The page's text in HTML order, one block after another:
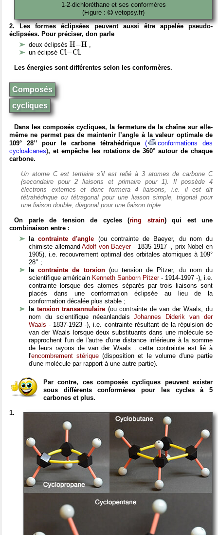
1-2-dichloréthane et ses conformères
(Figure :
vetopsy.fr)
2. Les formes éclipsées peuvent aussi être appelée pseudo-
éclipsées. Pour préciser, don parle
deux éclipsés H−H
H− H
un éclipsé Cl−Cl
Cl−Cl
Les énergies sont différentes selon les conformères.
Composés
cycliques
Dans les composés cycliques, la fermeture de la chaîne sur elle-
même ne permet pas de maintenir l’angle à la valeur optimale de
109° 28’’ pour le carbone tétrahédrique (
conformations des
cycloalcanes), et empêche les rotations de 360° autour de chaque
carbone.
Un atome C est tertiaire s’il est relié à 3 atomes de carbone C
(secondaire pour 2 liaisons et primaire pour 1). Il possède 4
électrons externes et donc formera 4 liaisons, i.e. il est dit
tétrahédrique ou tétragonal pour une liaison simple, trigonal pour
une liaison double, diagonal pour une liaison triple.
On parle de tension de cycles (ring strain) qui est une
combinaison entre :
lacontrainte d'angle (ou contrainte de Baeyer, du nom du
chimiste allemandAdolf von Baeyer- 1835-1917 -, prix Nobel en
1905), i.e. recouvrement optimal des orbitales atomiques à 109°
28’’ ;
lacontrainte de torsion (ou tension de Pitzer, du nom du
scientifique américain Kenneth Sanborn Pitzer- 1914-1997 -), i.e.
contrainte lorsque des atomes séparés par trois liaisons sont
placés dans une conformation éclipsée au lieu de la
conformation décalée plus stable ;
la tension transannulaire (ou contrainte de van der Waals, du
nom du scientifique néeanlandaisJohannes Diderik van der
Waals - 1837-1923 -), i.e. contrainte résultant de la répulsion de
van der Waals lorsque deux substituants dans une molécule se
rapprochent l'un de l'autre d'une distance inférieure à la somme
de leurs rayons de van der Waals : cette contrainte est lié à
l'encombrement stérique (disposition et le volume d'une partie
d'une molécule par rapport à une autre partie).
Par contre, ces composés cycliques peuvent exister
sous différents conformères pour les cycles à 5
carbones et plus.
1.